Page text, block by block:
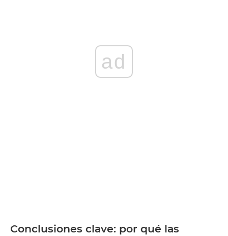
ad
Conclusiones clave: por qué las